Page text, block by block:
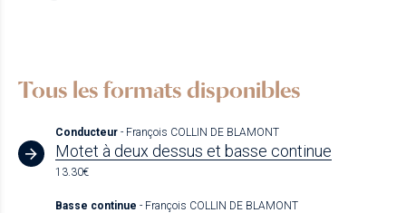
Tous les formats disponibles
Conducteur - François COLLIN DE BLAMONT
Motet à deux dessus et basse continue
13.30€
Basse continue - François COLLIN DE BLAMONT